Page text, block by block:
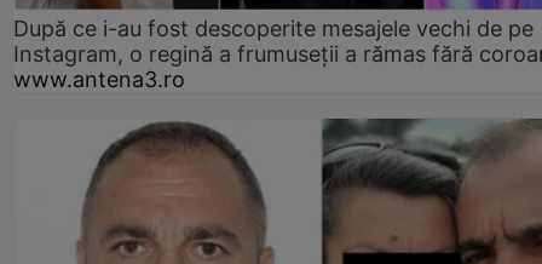
După ce i-au fost descoperite mesajele vechi de pe
Instagram, o regină a frumuseții a rămas fără
www.antena3.ro